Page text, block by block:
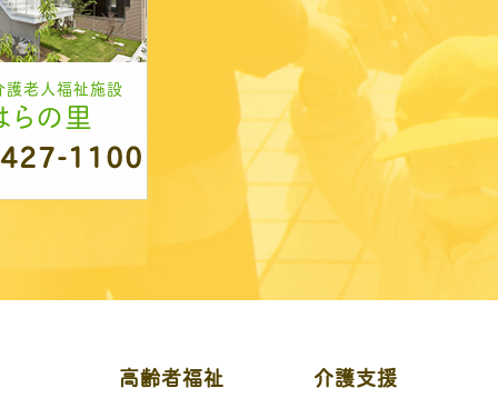
老人福祉施設
らの里
1100
高齢者福祉 介護支援